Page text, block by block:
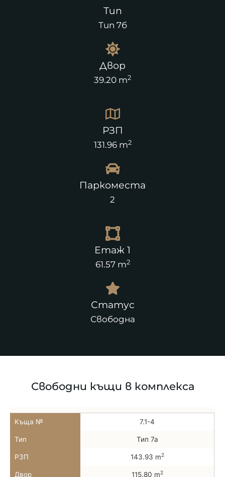
Тип
Тип 7б
Двор
39.20 m2
РЗП
131.96 m2
Паркоместа
2
Етаж 1
61.57 m2
Статус
Свободна
Свободни къщи в комплекса
Къща № 7.1-4
Тип Тип 7а
РЗП 143.93 m2
Двор 115.80 m2